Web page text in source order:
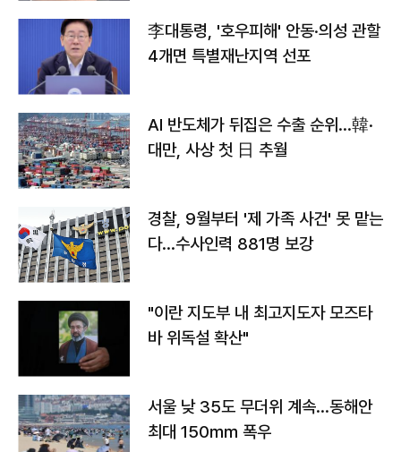
李대통령, '호우피해' 안동·의성 관할
4개면 특별재난지역 선포
AI 반도체가 뒤집은 수출 순위…韓·
대만, 사상 첫 日 추월
경찰, 9월부터 '제 가족 사건' 못 맡는
다…수사인력 881명 보강
"이란 지도부 내 최고지도자 모즈타
바 위독설 확산"
서울 낮 35도 무더위 계속…동해안
최대 150㎜ 폭우